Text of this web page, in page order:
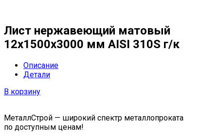
Лист нержавеющий матовый
12х1500х3000 мм AISI 310S г/к
Описание
Детали
В корзину
МеталлСтрой — широкий спектр металлопроката
по доступным ценам!